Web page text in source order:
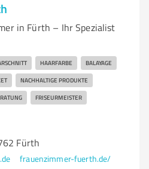
in Fürth – Ihr Spezialist
HAARFARBE BALAYAGE
NACHHALTIGE PRODUKTE
FRISEURMEISTER
Fürth
frauenzimmer-fuerth.de/